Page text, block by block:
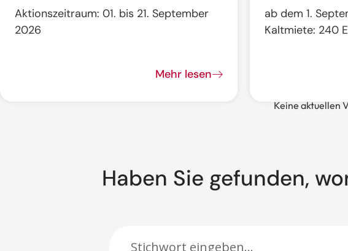
Aktionszeitraum: 01. bis 21. September
2026
Mehr lesen
ab dem 1.
Kaltmiete: 240
Keine aktuellen
Haben Sie gefunden,